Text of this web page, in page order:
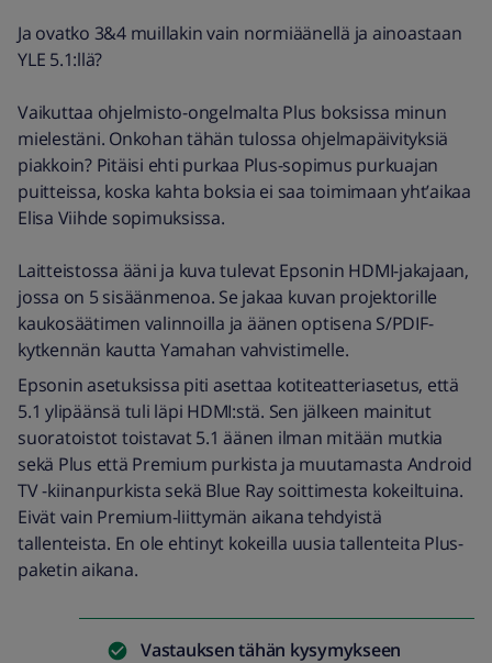
Ja ovatko 3&4 muillakin vain normiäänellä ja ainoastaan
YLE 5.1:llä?
Vaikuttaa ohjelmisto-ongelmalta Plus boksissa minun
mielestäni. Onkohan tähän tulossa ohjelmapäivityksiä
piakkoin? Pitäisi ehti purkaa Plus-sopimus purkuajan
puitteissa, koska kahta boksia ei saa toimimaan yht’aikaa
Elisa Viihde sopimuksissa.
Laitteistossa ääni ja kuva tulevat Epsonin HDMI-jakajaan,
jossa on 5 sisäänmenoa. Se jakaa kuvan projektorille
kaukosäätimen valinnoilla ja äänen optisena S/PDIF-
kytkennän kautta Yamahan vahvistimelle.
Epsonin asetuksissa piti asettaa kotiteatteriasetus, että
5.1 ylipäänsä tuli läpi HDMI:stä. Sen jälkeen mainitut
suoratoistot toistavat 5.1 äänen ilman mitään mutkia
sekä Plus että Premium purkista ja muutamasta Android
TV -kiinanpurkista sekä Blue Ray soittimesta kokeiltuina.
Eivät vain Premium-liittymän aikana tehdyistä
tallenteista. En ole ehtinyt kokeilla uusia tallenteita Plus-
paketin aikana.
Vastauksen tähän kysymykseen